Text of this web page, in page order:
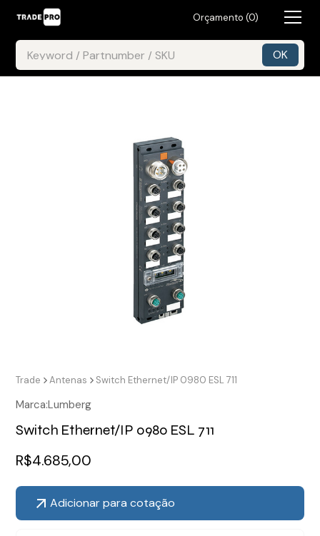
Orçamento (0)
Trade Antenas Switch Ethernet/IP 0980 ESL 711
Marca:Lumberg
Switch Ethernet/IP 0980 ESL 711
R$4.685,00
Adicionar para cotação